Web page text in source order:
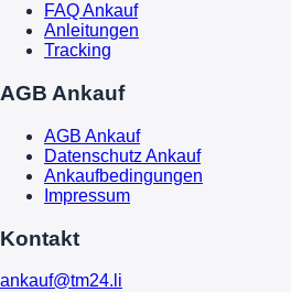
FAQ Ankauf
Anleitungen
Tracking
AGB Ankauf
AGB Ankauf
Datenschutz Ankauf
Ankaufbedingungen
Impressum
Kontakt
ankauf@tm24.li